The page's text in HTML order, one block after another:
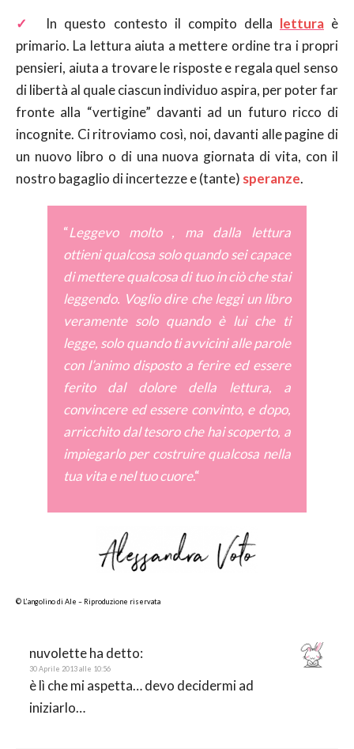
✓ In questo contesto il compito della letturaè
primario. La lettura aiuta a mettere ordine tra i propri
pensieri, aiuta a trovare le risposte e regala quel senso
di libertà al quale ciascun individuo aspira, per poter far
fronte alla “vertigine” davanti ad un futuro ricco di
incognite. Ci ritroviamo così, noi, davanti alle pagine di
un nuovo libro o di una nuova giornata di vita, con il
nostro bagaglio di incertezze e (tante) speranze.
“Leggevo molto , ma dalla lettura
ottieni qualcosa solo quando sei capace
di mettere qualcosa di tuo in ciò che stai
leggendo. Voglio dire che leggi un libro
veramente solo quando è lui che ti
legge, solo quando ti avvicini alle parole
con l’animo disposto a ferire ed essere
ferito dal dolore della lettura, a
convincere ed essere convinto, e dopo,
arricchito dal tesoro che hai scoperto, a
impiegarlo per costruire qualcosa nella
tua vita e nel tuo cuore.“
© L’angolino di Ale – Riproduzione riservata
nuvoletteha detto:
30 Aprile 2013 alle 10:56
è lì che mi aspetta… devo decidermi ad
iniziarlo…